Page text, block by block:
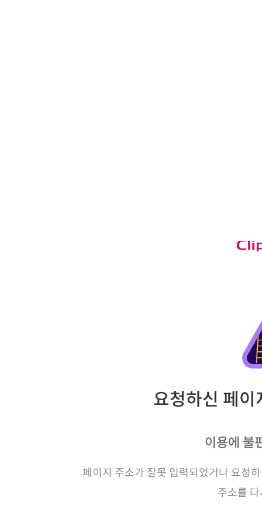
요청하신 페
이용에 불
페이지 주소가 잘못 입력되었거나 요청
주소를